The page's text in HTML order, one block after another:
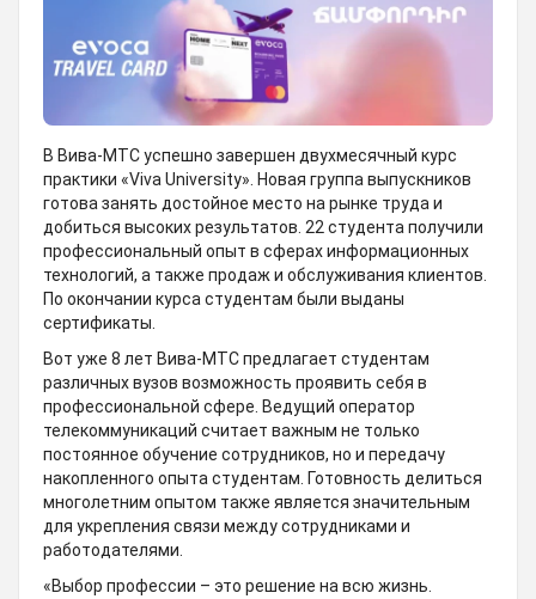
В Вива-МТС успешно завершен двухмесячный курс
практики «Viva University». Новая группа выпускников
готова занять достойное место на рынке труда и
добиться высоких результатов. 22 студента получили
профессиональный опыт в сферах информационных
технологий, а также продаж и обслуживания клиентов.
По окончании курса студентам были выданы
сертификаты.
Вот уже 8 лет Вива-МТС предлагает студентам
различных вузов возможность проявить себя в
профессиональной сфере. Ведущий оператор
телекоммуникаций считает важным не только
постоянное обучение сотрудников, но и передачу
накопленного опыта студентам. Готовность делиться
многолетним опытом также является значительным
для укрепления связи между сотрудниками и
работодателями.
«Выбор профессии – это решение на всю жизнь.